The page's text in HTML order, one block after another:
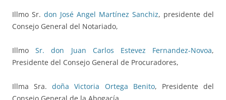
Illmo Sr. don José Angel Martínez Sanchiz, presidente del
Consejo General del Notariado,
IllmoSr. don Juan Carlos Estevez Fernandez-Novoa,
Presidente del Consejo General de Procuradores,
Illma Sra.doña Victoria Ortega Benito, Presidente del
Consejo General de la Abogacía,